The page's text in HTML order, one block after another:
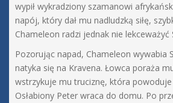
wypił wykradziony szamanowi
napój, który dał mu nadludzką siłę,
Chameleon radzi jednak nie lekceważyć
Pozorując napad, Chameleon wywabia
natyka się na Kravena. Łowca poraża
wstrzykuje mu truciznę, która
Osłabiony Peter wraca do domu. Po